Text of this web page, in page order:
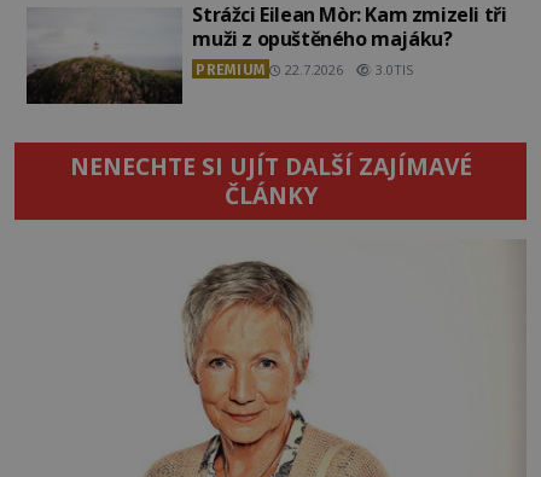
Strážci Eilean Mòr: Kam zmizeli tři
muži z opuštěného majáku?
PREMIUM 22.7.2026 3.0TIS
NENECHTE SI UJÍT DALŠÍ ZAJÍMAVÉ
ČLÁNKY